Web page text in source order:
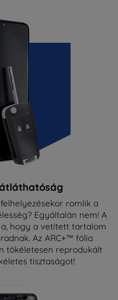
romlik a
Egyáltalán nem! A
hogy a vetített tartalom
Az ARC+™ fólia
tökéletesen reprodukált
tisztaságot!